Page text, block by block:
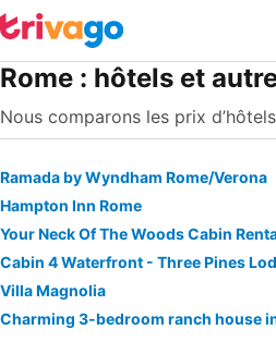
Rome : hôtels et
Nous comparons les prix
Ramada by Wyndham Rome/Verona
Hampton Inn Rome
Villa Magnolia